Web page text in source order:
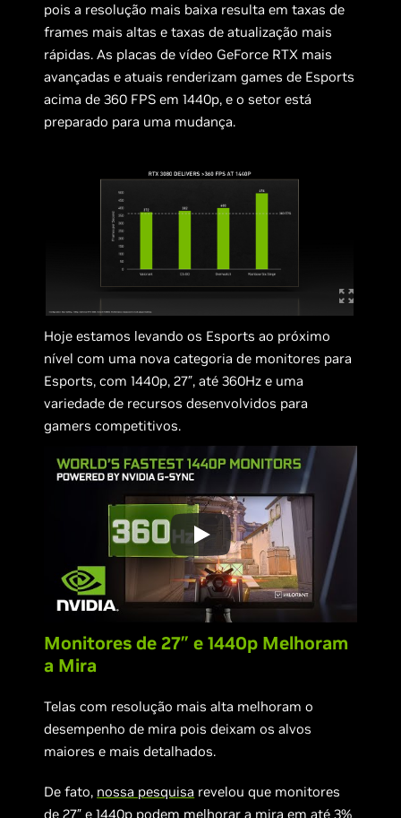
pois a resolução mais baixa resulta em taxas de
frames mais altas e taxas de atualização mais
rápidas. As placas de vídeo GeForce RTX mais
avançadas e atuais renderizam games de Esports
acima de 360 FPS em 1440p, e o setor está
preparado para uma mudança.
Hoje estamos levando os Esports ao próximo
nível com uma nova categoria de monitores para
Esports, com 1440p, 27″, até 360Hz e uma
variedade de recursos desenvolvidos para
gamers competitivos.
Monitores de 27″ e 1440p Melhoram
a Mira
Telas com resolução mais alta melhoram o
desempenho de mira pois deixam os alvos
maiores e mais detalhados.
De fato, nossa pesquisa revelou que monitores
de 27″ e 1440p podem melhorar a mira em até 3%